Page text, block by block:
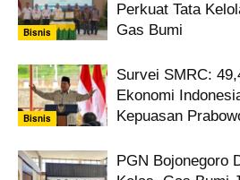
Bisnis
Perkuat Tata
Gas Bumi
Bisnis
Survei SMRC:
Ekonomi
Kepuasan
PGN Bojonegoro